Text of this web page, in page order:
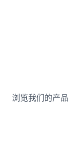
浏览我们的产